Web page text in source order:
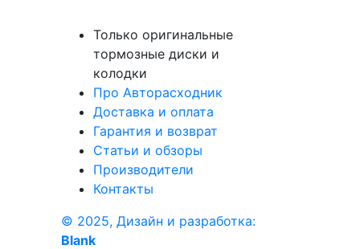
Только оригинальные
тормозные диски и
колодки
Про Авторасходник
Доставка и оплата
Гарантия и возврат
Статьи и обзоры
Производители
Контакты
© 2025, Дизайн и разработка:
Blank